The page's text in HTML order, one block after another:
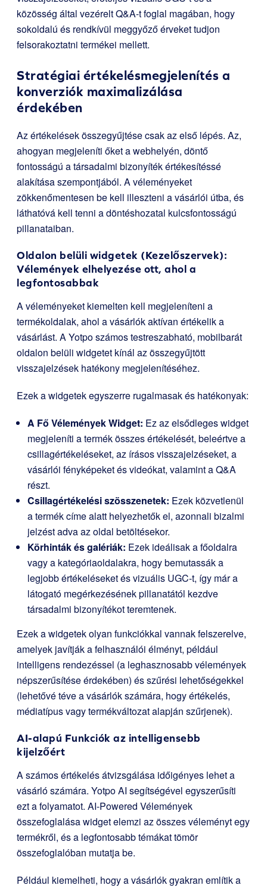
közösség által vezérelt Q&A-t foglal magában, hogy
sokoldalú és rendkívül meggyőző érveket tudjon
felsorakoztatni termékei mellett.
Stratégiai értékelésmegjelenítés a
konverziók maximalizálása
érdekében
Az értékelések összegyűjtése csak az első lépés. Az,
ahogyan megjeleníti őket a webhelyén, döntő
fontosságú a társadalmi bizonyíték értékesítéssé
alakítása szempontjából. A véleményeket
zökkenőmentesen be kell illeszteni a vásárlói útba, és
láthatóvá kell tenni a döntéshozatal kulcsfontosságú
pillanataiban.
Oldalon belüli widgetek (Kezelőszervek):
Vélemények elhelyezése ott, ahol a
legfontosabbak
A véleményeket kiemelten kell megjeleníteni a
termékoldalak, ahol a vásárlók aktívan értékelik a
vásárlást. A Yotpo számos testreszabható, mobilbarát
oldalon belüli widgetet kínál az összegyűjtött
visszajelzések hatékony megjelenítéséhez.
Ezek a widgetek egyszerre rugalmasak és hatékonyak:
A Fő Vélemények Widget: Ez az elsődleges widget
megjeleníti a termék összes értékelését, beleértve a
csillagértékeléseket, az írásos visszajelzéseket, a
vásárlói fényképeket és videókat, valamint a Q&A
részt.
Csillagértékelési szösszenetek: Ezek közvetlenül
a termék címe alatt helyezhetők el, azonnali bizalmi
jelzést adva az oldal betöltésekor.
Körhinták és galériák: Ezek ideálisak a főoldalra
vagy a kategóriaoldalakra, hogy bemutassák a
legjobb értékeléseket és vizuális UGC-t, így már a
látogató megérkezésének pillanatától kezdve
társadalmi bizonyítékot teremtenek.
Ezek a widgetek olyan funkciókkal vannak felszerelve,
amelyek javítják a felhasználói élményt, például
intelligens rendezéssel (a leghasznosabb vélemények
népszerűsítése érdekében) és szűrési lehetőségekkel
(lehetővé téve a vásárlók számára, hogy értékelés,
médiatípus vagy termékváltozat alapján szűrjenek).
AI-alapú Funkciók az intelligensebb
kijelzőért
A számos értékelés átvizsgálása időigényes lehet a
vásárló számára. Yotpo AI segítségével egyszerűsíti
ezt a folyamatot. AI-Powered Vélemények
összefoglalása widget elemzi az összes véleményt egy
termékről, és a legfontosabb témákat tömör
összefoglalóban mutatja be.
Például kiemelheti, hogy a vásárlók gyakran említik a